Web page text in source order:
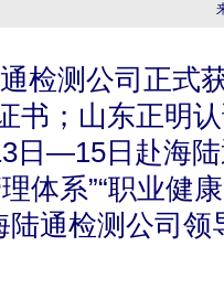
测公司正式获
书；山东正明
日—15日赴海陆
体系”“职业健
通检测公司领